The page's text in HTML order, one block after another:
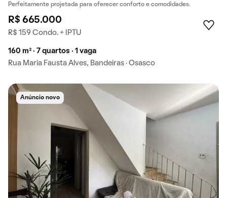
Perfeitamente projetada para oferecer conforto e comodidades.
R$ 665.000
R$ 159 Condo. + IPTU
160 m² · 7 quartos · 1 vaga
Rua Maria Fausta Alves, Bandeiras · Osasco
Anúncio novo